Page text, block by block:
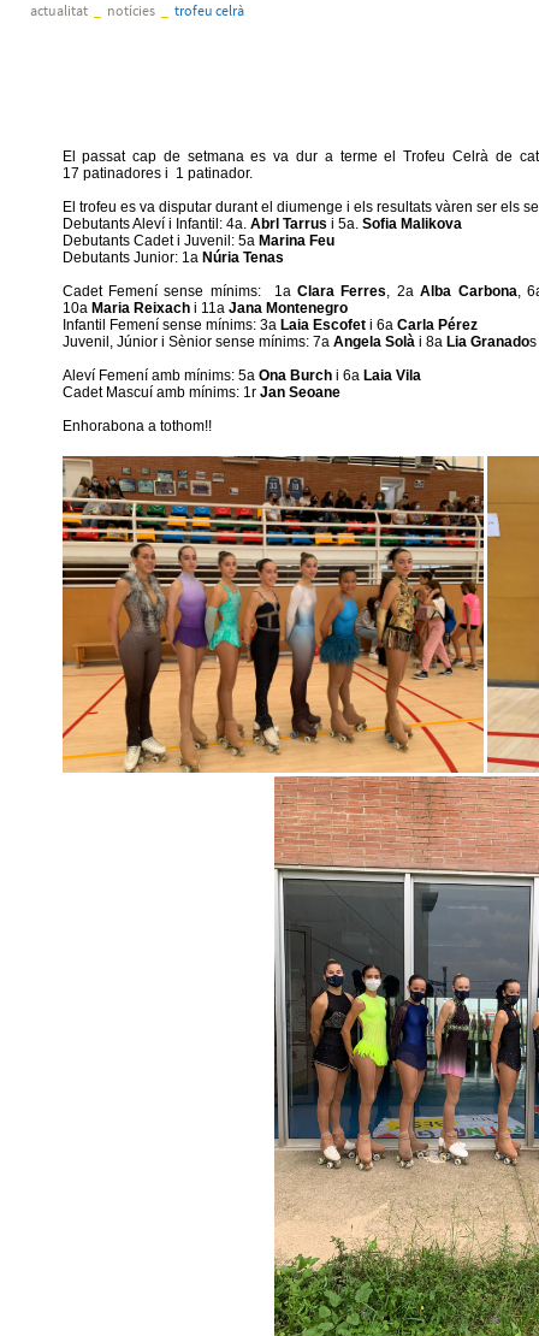
actualitat notícies trofeu celrà
El passat cap de setmana es va dur a terme el Trofeu Celrà de
17 patinadores i 1 patinador.
El trofeu es va disputar durant el diumenge i els resultats vàren ser els
Debutants Aleví i Infantil: 4a.Abrl Tarrus i 5a. Sofia Malikova
Debutants Cadet i Juvenil: 5a Marina Feu
Debutants Junior: 1a Núria Tenas
Cadet Femení sense mínims: 1aClara Ferres, 2aAlba Carbona,
10a Maria Reixachi 11a Jana Montenegro
Infantil Femení sense mínims: 3a Laia Escofet i 6a Carla Pérez
Juvenil, Júnior i Sènior sense mínims: 7a Angela Solài 8a Lia Granados
Aleví Femení amb mínims: 5a Ona Burchi 6a Laia Vila
Cadet Mascuí amb mínims: 1r Jan Seoane
Enhorabona a tothom!!